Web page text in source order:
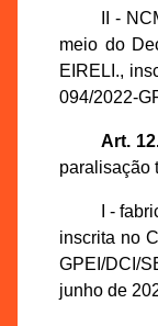
II -
meio do
EIRELI.,
094/2022-
Art.
paralisação
I -
inscrita no
GPEI/DCI/
junho de